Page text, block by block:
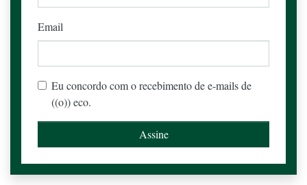
Email
Eu concordo com o recebimento de e-mails de
((o)) eco.